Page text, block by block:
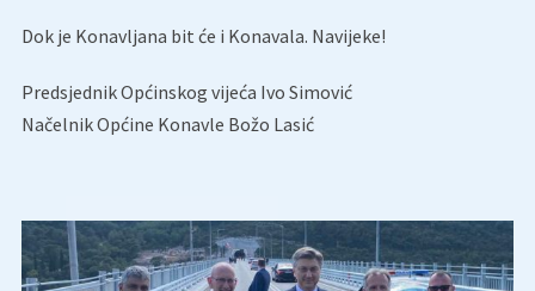
Dok je Konavljana bit će i Konavala. Navijeke!
Predsjednik Općinskog vijeća Ivo Simović
Načelnik Općine Konavle Božo Lasić